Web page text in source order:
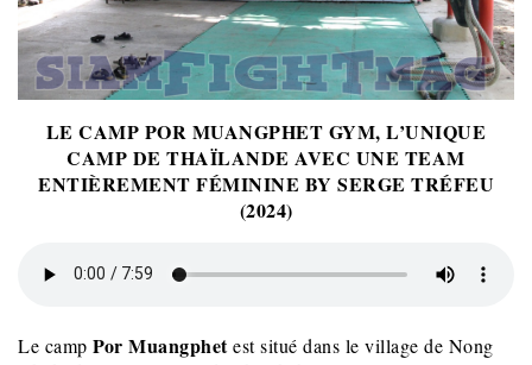
LE CAMP POR MUANGPHET GYM, L’UNIQUE
CAMP DE THAÏLANDE AVEC UNE TEAM
ENTIÈREMENT FÉMININE BY SERGE TRÉFEU
(2024)
Le camp Por Muangphetest situé dans le village de Nong